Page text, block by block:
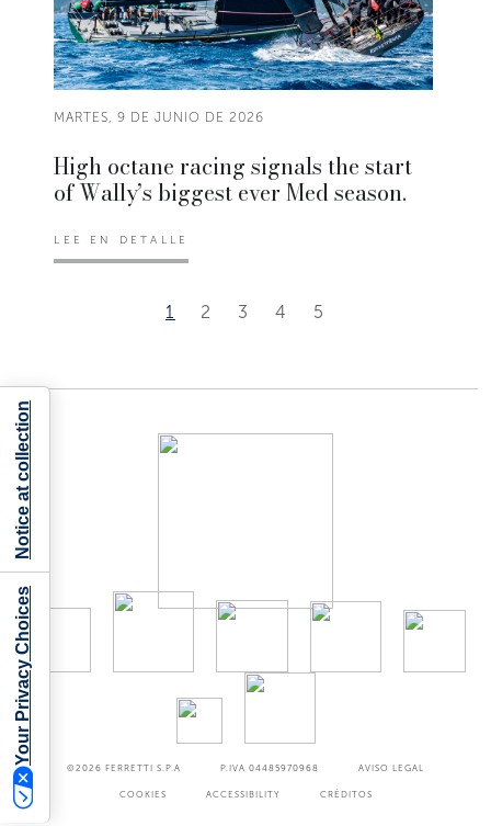
MARTES, 9 DE JUNIO DE 2026
High octane racing signals the start
of Wally’s biggest ever Med season.
LEE EN DETALLE
1 2 3 4 5
©2026 FERRETTI S.P.A P.IVA 04485970968 AVISO LEGAL
COOKIES ACCESSIBILITY CRÉDITOS
Your Privacy Choices
Notice at collection